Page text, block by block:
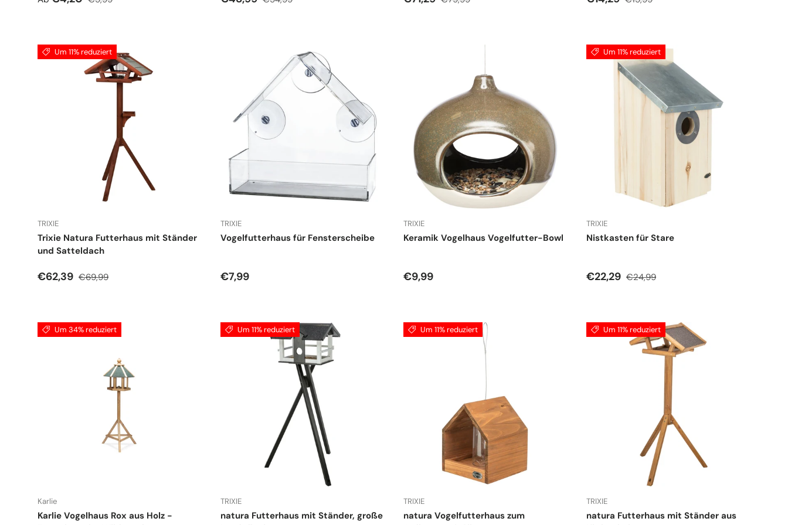
Um 11% reduziert
TRIXIE
Trixie Natura Futterhaus mit Ständer
und Satteldach
Verkaufspreis
€62,39 Normaler Preis
€69,99
TRIXIE
Vogelfutterhaus für Fensterscheibe
Normaler Preis
€7,99
TRIXIE
Keramik Vogelhaus Vogelfutter-Bowl
Normaler Preis
€9,99
Um 11% reduziert
TRIXIE
Nistkasten für Stare
Verkaufspreis
€22,29 Normaler Preis
€24,99
Um 34% reduziert
Karlie
Karlie Vogelhaus Rox aus Holz -
Um 11% reduziert
TRIXIE
natura Futterhaus mit Ständer, große
Um 11% reduziert
TRIXIE
natura Vogelfutterhaus zum
Um 11% reduziert
TRIXIE
natura Futterhaus mit Ständer aus